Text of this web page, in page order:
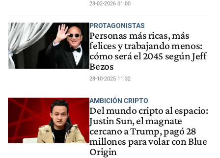
28-02-2026 01:00
PROTAGONISTAS
Personas más ricas, más
felices y trabajando menos:
cómo será el 2045 según Jeff
Bezos
28-10-2025 11:32
AMBICIÓN CRIPTO
Del mundo cripto al espacio:
Justin Sun, el magnate
cercano a Trump, pagó 28
millones para volar con Blue
Origin